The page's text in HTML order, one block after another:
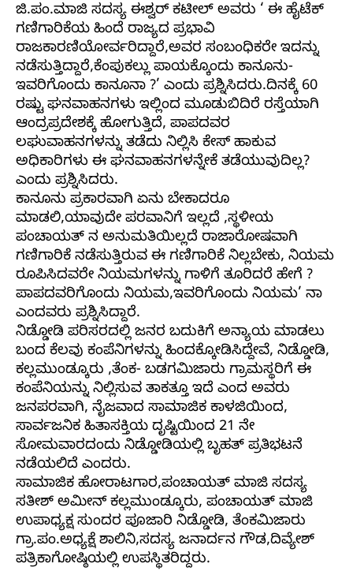
ಜಿ.ಪಂ.ಮಾಜಿ ಸದಸ್ಯ ಈಶ್ವರ್ ಕಟೀಲ್ ಅವರು ‘ ಈ ಹೈಟೆಕ್
ಗಣಿಗಾರಿಕೆಯ ಹಿಂದೆ ರಾಜ್ಯದ ಪ್ರಭಾವಿ
ರಾಜಕಾರಣಿಯೋರ್ವರಿದ್ದಾರೆ,ಅವರ ಸಂಬಂಧಿಕರೇ ಇದನ್ನು
ನಡೆಸುತ್ತಿದ್ದಾರೆ,ಕೆಂಪುಕಲ್ಲು ಪಾಯಕ್ಕೊಂದು ಕಾನೂನು-
ಇವರಿಗೊಂದು ಕಾನೂನಾ ?’ ಎಂದು ಪ್ರಶ್ನಿಸಿದರು.ದಿನಕ್ಕೆ 60
ರಷ್ಟು ಘನವಾಹನಗಳು ಇಲ್ಲಿಂದ ಮೂಡುಬಿದಿರೆ ರಸ್ತೆಯಾಗಿ
ಆಂದ್ರಪ್ರದೇಶಕ್ಕೆ ಹೋಗುತ್ತಿದೆ, ಪಾಪದವರ
ಲಘುವಾಹನಗಳನ್ನು ತಡೆದು ನಿಲ್ಲಿಸಿ ಕೇಸ್ ಹಾಕುವ
ಅಧಿಕಾರಿಗಳು ಈ ಘನವಾಹನಗಳನ್ನೇಕೆ ತಡೆಯುವುದಿಲ್ಲ?
ಎಂದು ಪ್ರಶ್ನಿಸಿದರು.
ಕಾನೂನು ಪ್ರಕಾರವಾಗಿ ಏನು ಬೇಕಾದರೂ
ಮಾಡಲಿ,ಯಾವುದೇ ಪರವಾನಿಗೆ ಇಲ್ಲದೆ ,ಸ್ಥಳೀಯ
ಪಂಚಾಯತ್ ನ ಅನುಮತಿಯಿಲ್ಲದೆ ರಾಜಾರೋಷವಾಗಿ
ಗಣಿಗಾರಿಕೆ ನಡೆಸುತ್ತಿರುವ ಈ ಗಣಿಗಾರಿಕೆ ನಿಲ್ಲಬೇಕು, ನಿಯಮ
ರೂಪಿಸಿದವರೇ ನಿಯಮಗಳನ್ನು ಗಾಳಿಗೆ ತೂರಿದರೆ ಹೇಗೆ ?
ಪಾಪದವರಿಗೊಂದು ನಿಯಮ,ಇವರಿಗೊಂದು ನಿಯಮ’ ನಾ
ಎಂದವರು ಪ್ರಶ್ನಿಸಿದ್ದಾರೆ.
ನಿಡ್ಡೋಡಿ ಪರಿಸರದಲ್ಲಿ ಜನರ ಬದುಕಿಗೆ ಅನ್ಯಾಯ ಮಾಡಲು
ಬಂದ ಕೆಲವು ಕಂಪೆನಿಗಳನ್ನು ಹಿಂದಕ್ಕೋಡಿಸಿದ್ದೇವೆ, ನಿಡ್ಡೋಡಿ,
ಕಲ್ಲಮುಂಡ್ಕೂರು ,ತೆಂಕ- ಬಡಗಮಿಜಾರು ಗ್ರಾಮಸ್ಥರಿಗೆ ಈ
ಕಂಪೆನಿಯನ್ನು ನಿಲ್ಲಿಸುವ ತಾಕತ್ತೂ ಇದೆ ಎಂದ ಅವರು
ಜನಪರವಾಗಿ, ನೈಜವಾದ ಸಾಮಾಜಿಕ ಕಾಳಜಿಯಿಂದ,
ಸಾರ್ವಜನಿಕ ಹಿತಾಸಕ್ತಿಯ ದೃಷ್ಟಿಯಿಂದ 21 ನೇ
ಸೋಮವಾರದಂದು ನಿಡ್ಡೋಡಿಯಲ್ಲಿ ಬೃಹತ್ ಪ್ರತಿಭಟನೆ
ನಡೆಯಲಿದೆ ಎಂದರು.
ಸಾಮಾಜಿಕ ಹೋರಾಟಗಾರ,ಪಂಚಾಯತ್ ಮಾಜಿ ಸದಸ್ಯ
ಸತೀಶ್ ಅಮೀನ್ ಕಲ್ಲಮುಂಡ್ಕೂರು, ಪಂಚಾಯತ್ ಮಾಜಿ
ಉಪಾಧ್ಯಕ್ಷ ಸುಂದರ ಪೂಜಾರಿ ನಿಡ್ಡೋಡಿ, ತೆಂಕಮಿಜಾರು
ಗ್ರಾ.ಪಂ.ಅಧ್ಯಕ್ಷೆ ಶಾಲಿನಿ,ಸದಸ್ಯ ಜನಾರ್ದನ ಗೌಡ,ದಿವ್ಯೇಶ್
ಪತ್ರಿಕಾಗೋಷ್ಠಿಯಲ್ಲಿ ಉಪಸ್ಥಿತರಿದ್ದರು.